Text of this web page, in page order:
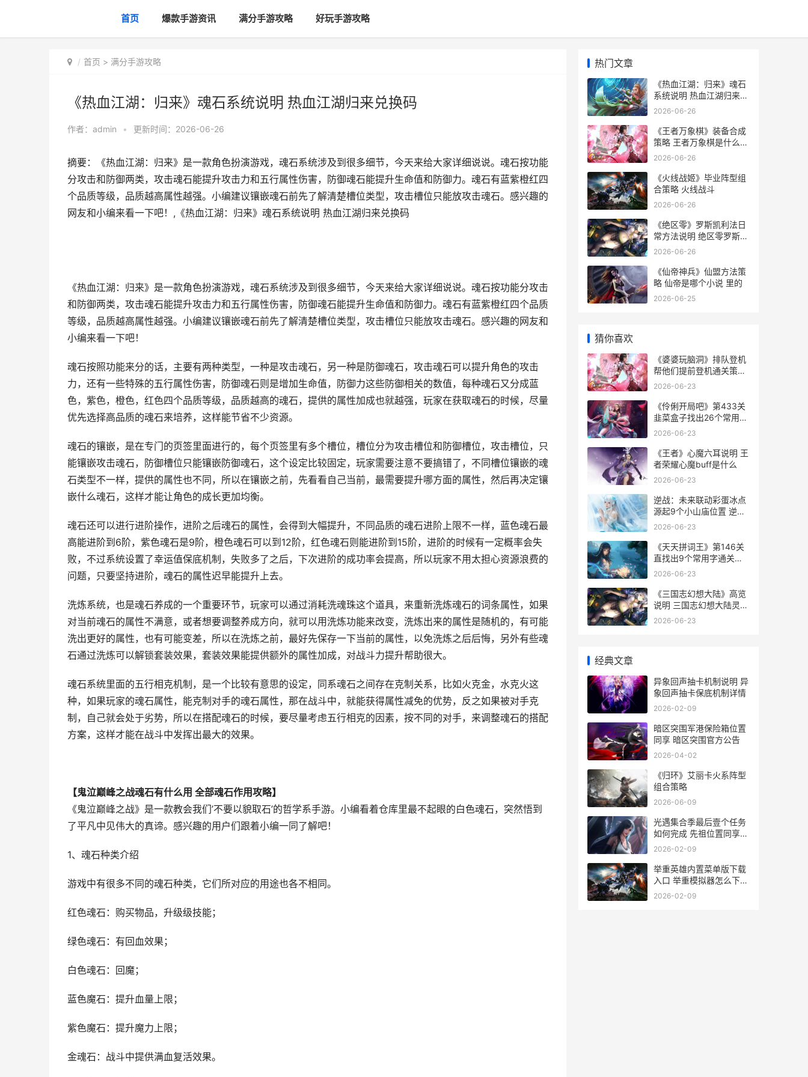
首页 爆款手游资讯 满分手游攻略 好玩手游攻略
首页 > 满分手游攻略
《热血江湖：归来》魂石系统说明 热血江湖归来兑换码
作者： admin • 更新时间：2026-06-26
摘要：《热血江湖：归来》是一款角色扮演游戏，魂石系统涉及到很多细节，今天来给大家详细说说。魂石按功能
分攻击和防御两类，攻击魂石能提升攻击力和五行属性伤害，防御魂石能提升生命值和防御力。魂石有蓝紫橙红四
个品质等级，品质越高属性越强。小编建议镶嵌魂石前先了解清楚槽位类型，攻击槽位只能放攻击魂石。感兴趣的
网友和小编来看一下吧！,《热血江湖：归来》魂石系统说明 热血江湖归来兑换码
《热血江湖：归来》是一款角色扮演游戏，魂石系统涉及到很多细节，今天来给大家详细说说。魂石按功能分攻击
和防御两类，攻击魂石能提升攻击力和五行属性伤害，防御魂石能提升生命值和防御力。魂石有蓝紫橙红四个品质
等级，品质越高属性越强。小编建议镶嵌魂石前先了解清楚槽位类型，攻击槽位只能放攻击魂石。感兴趣的网友和
小编来看一下吧！
魂石按照功能来分的话，主要有两种类型，一种是攻击魂石，另一种是防御魂石，攻击魂石可以提升角色的攻击
力，还有一些特殊的五行属性伤害，防御魂石则是增加生命值，防御力这些防御相关的数值，每种魂石又分成蓝
色，紫色，橙色，红色四个品质等级，品质越高的魂石，提供的属性加成也就越强，玩家在获取魂石的时候，尽量
优先选择高品质的魂石来培养，这样能节省不少资源。
魂石的镶嵌，是在专门的页签里面进行的，每个页签里有多个槽位，槽位分为攻击槽位和防御槽位，攻击槽位，只
能镶嵌攻击魂石，防御槽位只能镶嵌防御魂石，这个设定比较固定，玩家需要注意不要搞错了，不同槽位镶嵌的魂
石类型不一样，提供的属性也不同，所以在镶嵌之前，先看看自己当前，最需要提升哪方面的属性，然后再决定镶
嵌什么魂石，这样才能让角色的成长更加均衡。
魂石还可以进行进阶操作，进阶之后魂石的属性，会得到大幅提升，不同品质的魂石进阶上限不一样，蓝色魂石最
高能进阶到6阶，紫色魂石是9阶，橙色魂石可以到12阶，红色魂石则能进阶到15阶，进阶的时候有一定概率会失
败，不过系统设置了幸运值保底机制，失败多了之后，下次进阶的成功率会提高，所以玩家不用太担心资源浪费的
问题，只要坚持进阶，魂石的属性迟早能提升上去。
洗炼系统，也是魂石养成的一个重要环节，玩家可以通过消耗洗魂珠这个道具，来重新洗炼魂石的词条属性，如果
对当前魂石的属性不满意，或者想要调整养成方向，就可以用洗炼功能来改变，洗炼出来的属性是随机的，有可能
洗出更好的属性，也有可能变差，所以在洗炼之前，最好先保存一下当前的属性，以免洗炼之后后悔，另外有些魂
石通过洗炼可以解锁套装效果，套装效果能提供额外的属性加成，对战斗力提升帮助很大。
魂石系统里面的五行相克机制，是一个比较有意思的设定，同系魂石之间存在克制关系，比如火克金，水克火这
种，如果玩家的魂石属性，能克制对手的魂石属性，那在战斗中，就能获得属性减免的优势，反之如果被对手克
制，自己就会处于劣势，所以在搭配魂石的时候，要尽量考虑五行相克的因素，按不同的对手，来调整魂石的搭配
方案，这样才能在战斗中发挥出最大的效果。
【鬼泣巅峰之战魂石有什么用 全部魂石作用攻略】
《鬼泣巅峰之战》是一款教会我们’不要以貌取石’的哲学系手游。小编看着仓库里最不起眼的白色魂石，突然悟到
了平凡中见伟大的真谛。感兴趣的用户们跟着小编一同了解吧！
1、魂石种类介绍
游戏中有很多不同的魂石种类，它们所对应的用途也各不相同。
红色魂石：购买物品，升级级技能；
绿色魂石：有回血效果；
白色魂石：回魔；
蓝色魔石：提升血量上限；
紫色魔石：提升魔力上限；
金魂石：战斗中提供满血复活效果。
热门文章
《热血江湖：归来》魂石
系统说明 热血江湖归来兑
换码
2026-06-26
《王者万象棋》装备合成
策略 王者万象棋是什么类
型的游戏
2026-06-26
《火线战姬》毕业阵型组
合策略 火线战斗
2026-06-26
《绝区零》罗斯凯利法日
常方法说明 绝区零罗斯凯
利法
2026-06-26
《仙帝神兵》仙盟方法策
略 仙帝是哪个小说 里的
2026-06-25
猜你喜欢
《婆婆玩脑洞》排队登机
帮他们提前登机通关策略
婆婆游戏下载
2026-06-23
《伶俐开局吧》第433关
韭菜盒子找出26个常用字
通关策略 《伶俐开局吧》
2026-06-23
《王者》心魔六耳说明 王
者荣耀心魔buff是什么
2026-06-23
逆战：未来联动彩蛋冰点
源起9个小山庙位置 逆战
未来联动浪浪山
2026-06-23
《天天拼词王》第146关
直找出9个常用字通关策
略 天天拼词王攻略
2026-06-23
《三国志幻想大陆》高览
说明 三国志幻想大陆灵犀
官网
2026-06-23
经典文章
异象回声抽卡机制说明 异
象回声抽卡保底机制详情
2026-02-09
暗区突围军港保险箱位置
同享 暗区突围官方公告
2026-04-02
《归环》艾丽卡火系阵型
组合策略
2026-06-09
光遇集合季最后壹个任务
如何完成 先祖位置同享
光遇集结季后是什么季
2026-02-09
举重英雄内置菜单版下载
入口 举重模拟器怎么下
载?
2026-02-09